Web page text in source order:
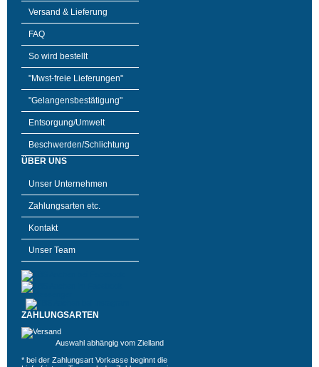
Versand & Lieferung
FAQ
So wird bestellt
"Mwst-freie Lieferungen"
"Gelangensbestätigung"
Entsorgung/Umwelt
Beschwerden/Schlichtung
ÜBER UNS
Unser Unternehmen
Zahlungsarten etc.
Kontakt
Unser Team
ZAHLUNGSARTEN
Auswahl abhängig vom Zielland
* bei der Zahlungsart Vorkasse beginnt die